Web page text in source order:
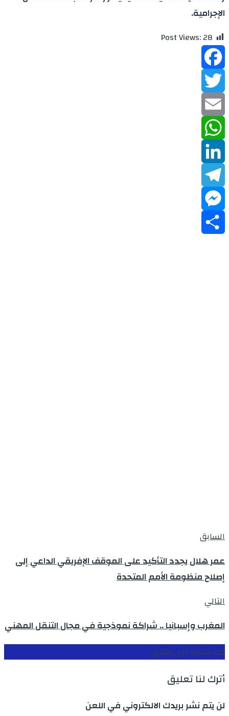
الإجرامية.
Post Views:28
Facebook
Twitter
Email
WhatsApp
LinkedIn
Telegram
Messenger
السابق
عمر هلال يجدد التأكيد على الموقف الإفريقي الداعي إلى
إصلاح منظومة الأمم المتحدة
التالي
المغرب وإسبانيا .. شراكة نموذجية في مجال التنقل المهني
قم بكتابة اول تعليق
أترك لنا تعليق
لن يتم نشر بريدك الالكتروني في اللعن